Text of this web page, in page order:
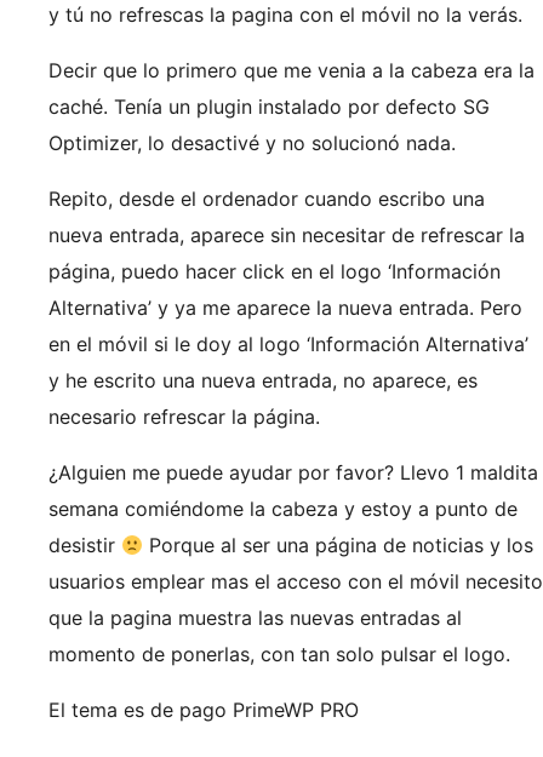
y tú no refrescas la pagina con el móvil no la verás.
Decir que lo primero que me venia a la cabeza era la
caché. Tenía un plugin instalado por defecto SG
Optimizer, lo desactivé y no solucionó nada.
Repito, desde el ordenador cuando escribo una
nueva entrada, aparece sin necesitar de refrescar la
página, puedo hacer click en el logo ‘Información
Alternativa’ y ya me aparece la nueva entrada. Pero
en el móvil si le doy al logo ‘Información Alternativa’
y he escrito una nueva entrada, no aparece, es
necesario refrescar la página.
¿Alguien me puede ayudar por favor? Llevo 1 maldita
semana comiéndome la cabeza y estoy a punto de
desistir
Porque al ser una página de noticias y los
usuarios emplear mas el acceso con el móvil necesito
que la pagina muestra las nuevas entradas al
momento de ponerlas, con tan solo pulsar el logo.
El tema es de pago PrimeWP PRO